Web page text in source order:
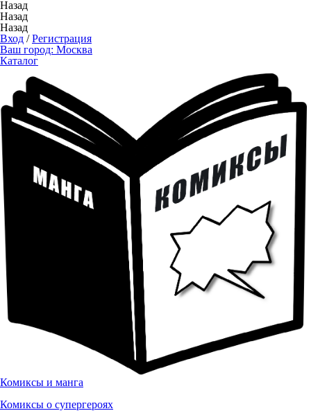
Назад
Назад
Назад
Вход /Регистрация
Ваш город: Москва
Каталог
Комиксы и манга
Комиксы о супергероях